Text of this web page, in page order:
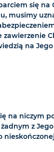
się na
musimy
zawierzenie
na
na niczym
z